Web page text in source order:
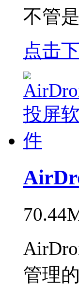
不管
点击
管理